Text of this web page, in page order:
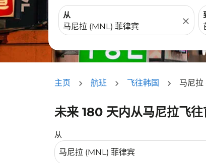
从
close
主页 航班 飞往韩国 马尼拉
未来 180 天内从马尼拉飞
从
没有符合您的筛选条件的机票。请调整您